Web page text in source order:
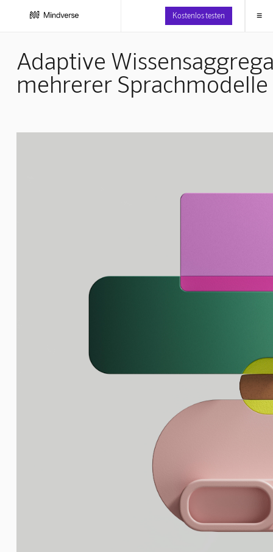
Kostenlos testen ≡
Adaptive
mehrerer Sprachmodelle